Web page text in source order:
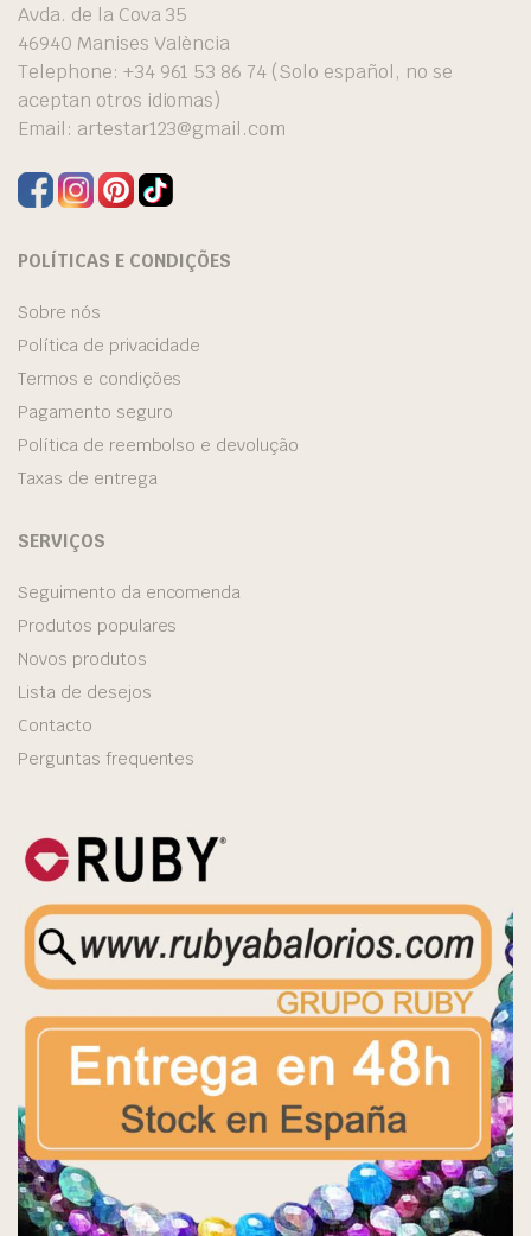
Avda. de la Cova 35
46940 Manises València
Telephone: +34 961 53 86 74 (Solo español, no se
aceptan otros idiomas)
Email: artestar123@gmail.com
POLÍTICAS E CONDIÇÕES
Sobre nós
Política de privacidade
Termos e condições
Pagamento seguro
Política de reembolso e devolução
Taxas de entrega
SERVIÇOS
Seguimento da encomenda
Produtos populares
Novos produtos
Lista de desejos
Contacto
Perguntas frequentes